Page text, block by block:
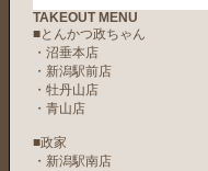
TAKEOUT MENU
■とんかつ政ちゃん
・ 沼垂本店
・ 新潟駅前店
・ 牡丹山店
・ 青山店
■政家
・ 新潟駅南店